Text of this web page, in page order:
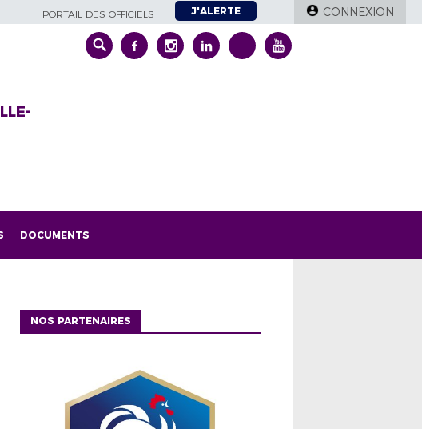
PORTAIL DES OFFICIELS J'ALERTE CONNEXION
DOCUMENTS
NOS PARTENAIRES